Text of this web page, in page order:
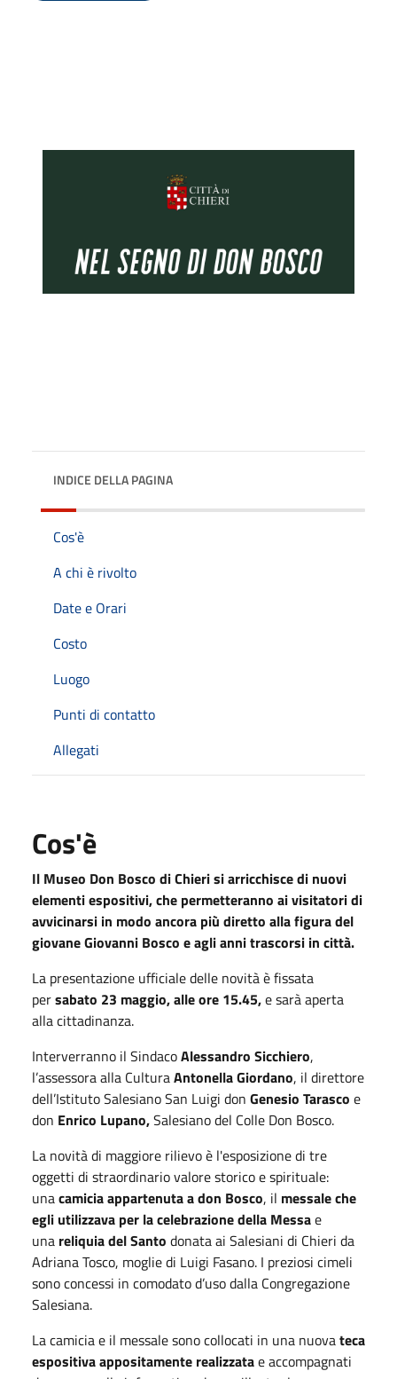
INDICE DELLA PAGINA
Cos'è
A chi è rivolto
Date e Orari
Costo
Luogo
Punti di contatto
Allegati
Cos'è
Il Museo Don Bosco di Chieri si arricchisce di nuovi
elementi espositivi, che permetteranno ai visitatori di
avvicinarsi in modo ancora più diretto alla figura del
giovane Giovanni Bosco e agli anni trascorsi in città.
La presentazione ufficiale delle novità è fissata
persabato 23 maggio, alle ore 15.45,e sarà aperta
alla cittadinanza.
Interverranno il SindacoAlessandro Sicchiero,
l’assessora alla CulturaAntonella Giordano, il direttore
dell’Istituto Salesiano San Luigi don Genesio Tarasco e
don Enrico Lupano,Salesiano del Colle Don Bosco.
La novità di maggiore rilievo è l'esposizione di tre
oggetti di straordinario valore storico e spirituale:
unacamicia appartenuta a don Bosco, il messale che
egli utilizzava per la celebrazione della Messae
una reliquia del Santo donata ai Salesiani di Chieri da
Adriana Tosco, moglie di Luigi Fasano. I preziosi cimeli
sono concessi in comodato d’uso dalla Congregazione
Salesiana.
La camicia e il messale sono collocati in una nuovateca
espositiva appositamente realizzatae accompagnati